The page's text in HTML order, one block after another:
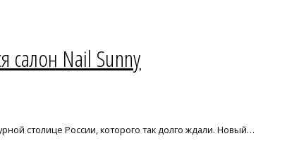
салон Nail Sunny
столице России, которого так долго ждали. Новый…